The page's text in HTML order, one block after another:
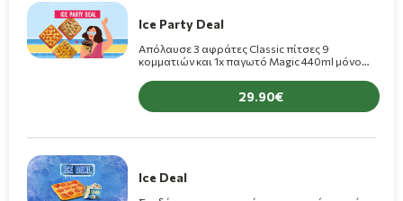
Ice Party Deal
Απόλαυσε 3 αφράτες Classic πίτσες 9
κομματιών και 1x παγωτό Magic 440ml μόνο
29.90
Ice Deal